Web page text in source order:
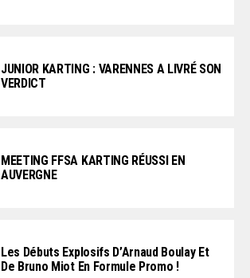
JUNIOR KARTING : VARENNES A LIVRÉ SON
VERDICT
MEETING FFSA KARTING RÉUSSI EN
AUVERGNE
Les Débuts Explosifs D’Arnaud Boulay Et
De Bruno Miot En Formule Promo !